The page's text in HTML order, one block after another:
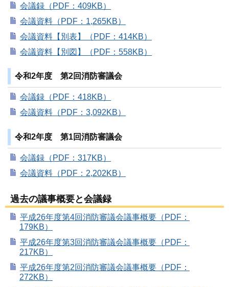
会議録（PDF：409KB）
会議資料（PDF：1,265KB）
会議資料【別表】（PDF：414KB）
会議資料【別図】（PDF：558KB）
令和2年度 第2回消防審議会
会議録（PDF：418KB）
会議資料（PDF：3,092KB）
令和2年度 第1回消防審議会
会議録（PDF：317KB）
会議資料（PDF：2,202KB）
過去の議事概要と会議録
平成26年度第4回消防審議会議事概要（PDF：
179KB）
平成26年度第3回消防審議会議事概要（PDF：
217KB）
平成26年度第2回消防審議会議事概要（PDF：
272KB）